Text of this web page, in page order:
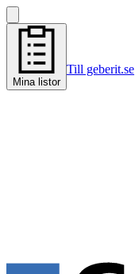
Mina listor
Till geberit.se